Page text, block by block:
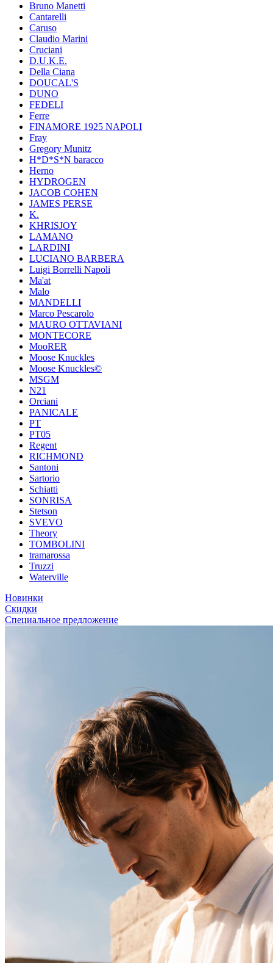
Bruno Manetti
Cantarelli
Caruso
Claudio Marini
Cruciani
D.U.K.E.
Della Ciana
DOUCAL'S
DUNO
FEDELI
Ferre
FINAMORE 1925 NAPOLI
Fray
Gregory Munitz
H*D*S*N baracco
Herno
HYDROGEN
JACOB COHEN
JAMES PERSE
K.
KHRISJOY
LAMANO
LARDINI
LUCIANO BARBERA
Luigi Borrelli Napoli
Ma'at
Malo
MANDELLI
Marco Pescarolo
MAURO OTTAVIANI
MONTECORE
MooRER
Moose Knuckles
Moose Knuckles©️
MSGM
N21
Orciani
PANICALE
PT
PT05
Regent
RICHMOND
Santoni
Sartorio
Schiatti
SONRISA
Stetson
SVEVO
Theory
TOMBOLINI
tramarossa
Truzzi
Waterville
Новинки
Скидки
Специальное предложение